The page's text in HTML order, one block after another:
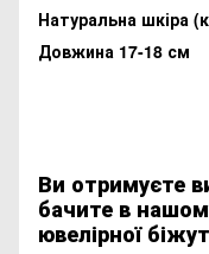
Натуральна шкіра
Довжина 17-18 см
Ви отримуєте
бачите в
ювелірної